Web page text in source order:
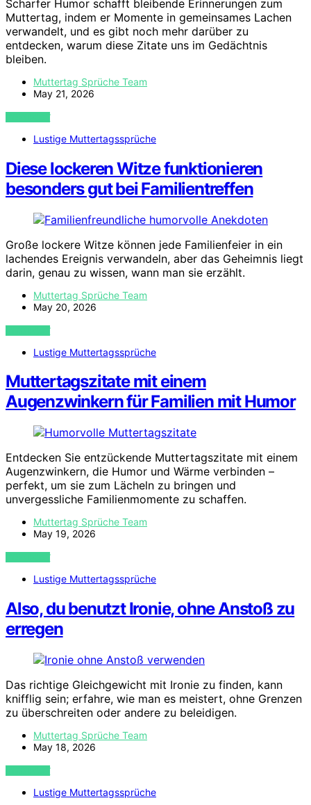
Scharfer Humor schafft bleibende Erinnerungen zum
Muttertag, indem er Momente in gemeinsames Lachen
verwandelt, und es gibt noch mehr darüber zu
entdecken, warum diese Zitate uns im Gedächtnis
bleiben.
Muttertag Sprüche Team
May 21, 2026
VIEW POST
Lustige Muttertagssprüche
Diese lockeren Witze funktionieren
besonders gut bei Familientreffen
Große lockere Witze können jede Familienfeier in ein
lachendes Ereignis verwandeln, aber das Geheimnis liegt
darin, genau zu wissen, wann man sie erzählt.
Muttertag Sprüche Team
May 20, 2026
VIEW POST
Lustige Muttertagssprüche
Muttertagszitate mit einem
Augenzwinkern für Familien mit Humor
Entdecken Sie entzückende Muttertagszitate mit einem
Augenzwinkern, die Humor und Wärme verbinden –
perfekt, um sie zum Lächeln zu bringen und
unvergessliche Familienmomente zu schaffen.
Muttertag Sprüche Team
May 19, 2026
VIEW POST
Lustige Muttertagssprüche
Also, du benutzt Ironie, ohne Anstoß zu
erregen
Das richtige Gleichgewicht mit Ironie zu finden, kann
knifflig sein; erfahre, wie man es meistert, ohne Grenzen
zu überschreiten oder andere zu beleidigen.
Muttertag Sprüche Team
May 18, 2026
VIEW POST
Lustige Muttertagssprüche